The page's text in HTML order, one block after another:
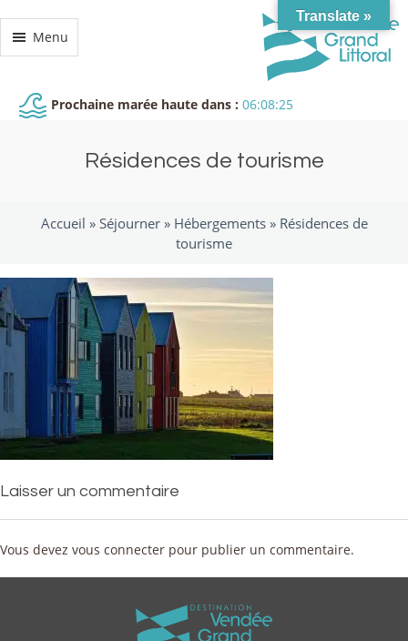
Menu
Prochaine marée haute dans : 06:08:24
Résidences de tourisme
Accueil » Séjourner» Hébergements» Résidences de
tourisme
Laisser un commentaire
Vous devez vous connecter pour publier un commentaire.
Translate »